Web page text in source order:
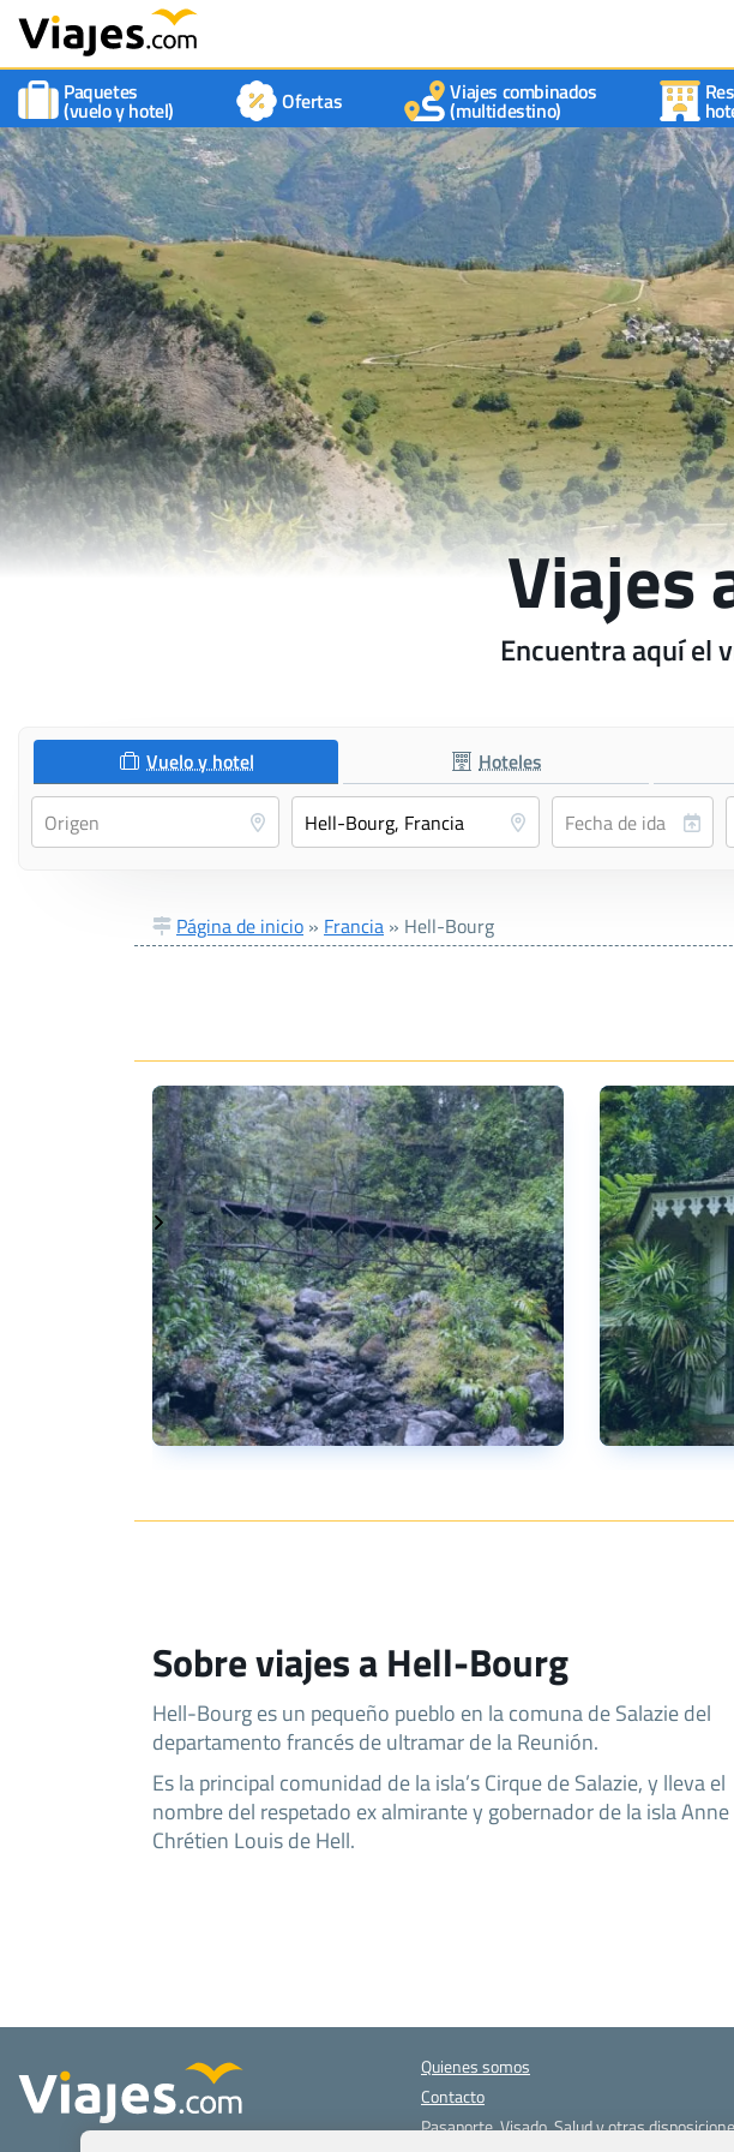
Paquetes
(vuelo y hotel) Ofertas Viajes combinados
(multidestino)
Viajes
Encuentra aquí el
Vuelo y hotel Hoteles
Página de inicio » Francia » Hell-Bourg
Sobre viajes a Hell-Bourg
Hell-Bourg es un pequeño pueblo en la comuna de Salazie del
departamento francés de ultramar de la Reunión.
Es la principal comunidad de la isla’s Cirque de Salazie, y lleva el
nombre del respetado ex almirante y gobernador de la isla Anne
Chrétien Louis de Hell.
Quienes somos
Contacto
Pasaporte, Visado, Salud y otras